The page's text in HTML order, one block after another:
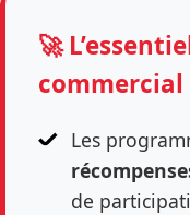
🚀
commercial
Les
de